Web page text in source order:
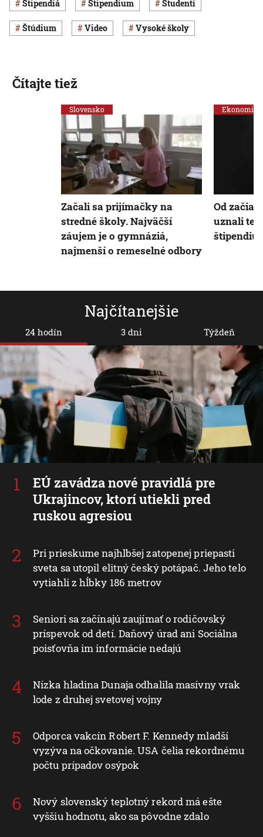
štipendiá štipendium študenti
štúdium Video vysoké školy
Najčítanejšie
24 hodín
EÚ zavádza nové pravidlá pre
Ukrajincov, ktorí utiekli pred
ruskou agresiou
Pri prieskume najhlbšej zatopenej priepasti
sveta sa utopil elitný český potápač. Jeho telo
vytiahli z hĺbky 186 metrov
Seniori sa začínajú zaujímať o rodičovský
príspevok od detí. Daňový úrad ani Sociálna
poisťovňa im informácie nedajú
Nízka hladina Dunaja odhalila masívny vrak
lode z druhej svetovej vojny
Odporca vakcín Robert F. Kennedy mladší
vyzýva na očkovanie. USA čelia rekordnému
počtu prípadov osýpok
Nový slovenský teplotný rekord má ešte
vyššiu hodnotu, ako sa pôvodne zdalo
3 dni Týždeň
Čítajte tiež
Slovensko
Začali sa prijímačky na
stredné školy. Najväčší
záujem je o gymnáziá,
najmenší o remeselné odbory
Ekonomika
Od
uznali